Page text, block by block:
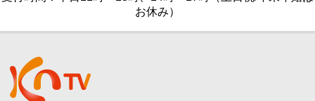
お休み）